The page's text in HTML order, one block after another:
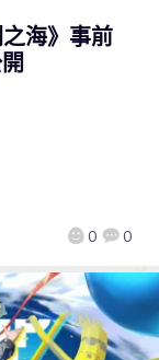
海》事前
0 0